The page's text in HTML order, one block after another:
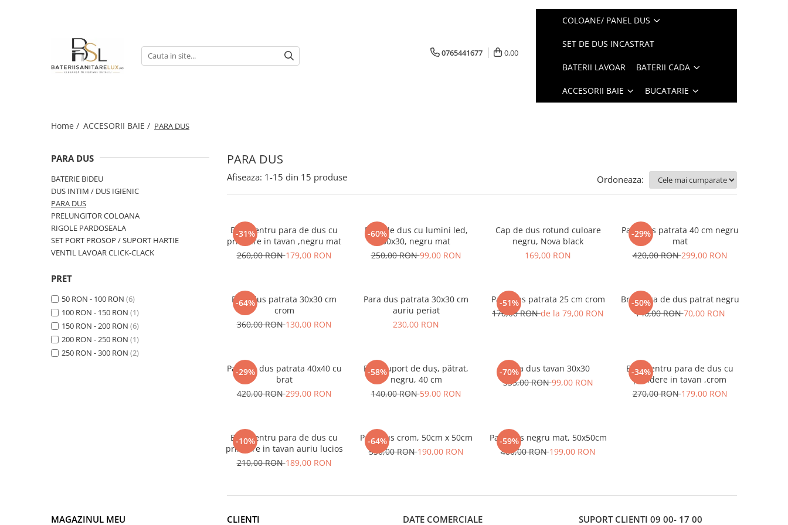
COLOANE/ PANEL DUS
PANELURI DUS
BATERII CADA
BATERII PODEA
ACCESORII BAIE
BATERIE BIDEU
SET PORT PROSOP / SUPORT
VENTIL LAVOAR CLICK-CLACK
Baterii Bucatarie
0765441677 0,00
COLOANE/ PANEL DUS
SET DE DUS INCASTRAT
BATERII LAVOAR BATERII CADA
ACCESORII BAIE BUCATARIE
Home / ACCESORII BAIE / PARA DUS
PARA DUS
PARA DUS
BATERIE BIDEU
DUS INTIM / DUS IGIENIC
PARA DUS
PRELUNGITOR COLOANA
RIGOLE PARDOSEALA
SET PORT PROSOP / SUPORT HARTIE
VENTIL LAVOAR CLICK-CLACK
PRET
50 RON - 100 RON (6)
100 RON - 150 RON (1)
150 RON - 200 RON (6)
200 RON - 250 RON (1)
250 RON - 300 RON (2)
Afiseaza: 1-15 din 15 produse Ordoneaza:
-31%
Brat pentru para de dus cu
prindere in tavan ,negru mat
260,00 RON179,00 RON
-60%
Para de dus cu lumini led,
30x30, negru mat
250,00 RON99,00 RON
Cap de dus rotund culoare
negru, Nova black
169,00 RON
-29%
Para dus patrata 40 cm negru
mat
420,00 RON299,00 RON
-64%
Para dus patrata 30x30 cm
crom
360,00 RON130,00 RON
Para dus patrata 30x30 cm
auriu periat
230,00 RON
-51%
Para dus patrata 25 cm crom
170,00 RONde la 79,00 RON
-50%
Brat para de dus patrat negru
140,00 RON70,00 RON
-29%
Para de dus patrata 40x40 cu
brat
420,00 RON299,00 RON
-58%
Braț suport de duș, pătrat,
negru, 40 cm
140,00 RON59,00 RON
-70%
Para dus tavan 30x30
335,00 RON99,00 RON
-34%
Brat pentru para de dus cu
prindere in tavan ,crom
270,00 RON179,00 RON
-10%
Brat pentru para de dus cu
prindere in tavan auriu lucios
210,00 RON189,00 RON
-64%
Para dus crom, 50cm x 50cm
530,00 RON190,00 RON
-59%
Para dus negru mat, 50x50cm
480,00 RON199,00 RON
MAGAZINUL MEU CLIENTI DATE COMERCIALE SUPORT CLIENTI 09 00- 17 00